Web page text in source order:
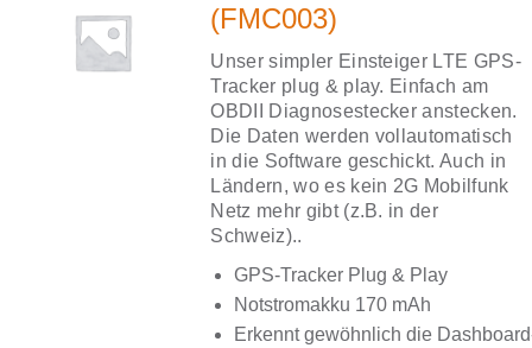
(FMC003)
Unser simpler Einsteiger LTE GPS-
Tracker plug & play. Einfach am
OBDII Diagnosestecker anstecken.
Die Daten werden vollautomatisch
in die Software geschickt. Auch in
Ländern, wo es kein 2G Mobilfunk
Netz mehr gibt (z.B. in der
Schweiz)..
GPS-Tracker Plug & Play
Notstromakku 170 mAh
Erkennt gewöhnlich die